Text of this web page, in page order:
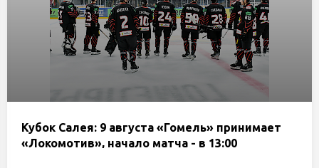
Кубок Салея: 9 августа «Гомель» принимает
«Локомотив», начало матча - в 13:00